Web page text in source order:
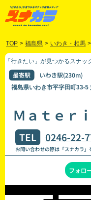
TOP > 福島県 > いわき・相馬 >
「行きたい」が見つかるスナッ
最寄駅 いわき駅(230m)
福島県いわき市平字田町33-5
Ｍａｔｅｒ
TEL 0246-22-
お問い合わせの際は「スナカラ
フォロ